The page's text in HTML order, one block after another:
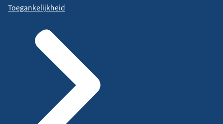
Toegankelijkheid